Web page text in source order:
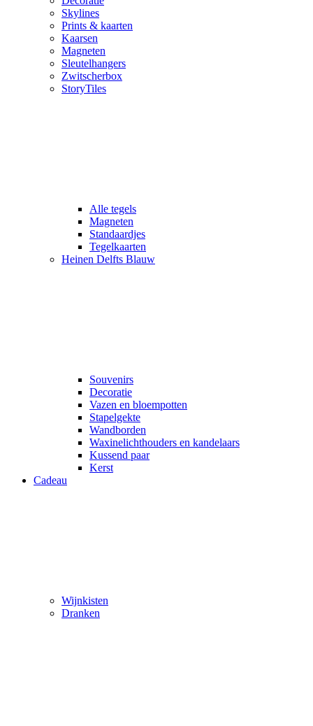
Skylines
Prints & kaarten
Kaarsen
Magneten
Sleutelhangers
Zwitscherbox
StoryTiles
Alle tegels
Magneten
Standaardjes
Tegelkaarten
Heinen Delfts Blauw
Souvenirs
Decoratie
Vazen en bloempotten
Stapelgekte
Wandborden
Waxinelichthouders en kandelaars
Kussend paar
Kerst
Cadeau
Wijnkisten
Dranken